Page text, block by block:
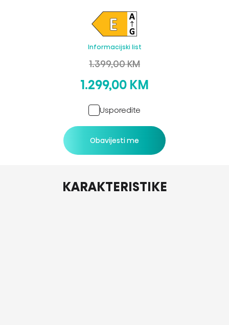
Informacijski list
1.399,00 KM
1.299,00 KM
Usporedite
Obavijesti me
KARAKTERISTIKE